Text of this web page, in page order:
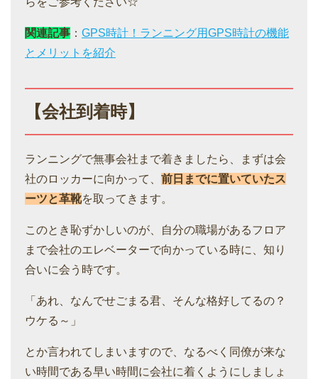
関連記事 ： GPS時計！ランニング用GPS時計の機能
とメリットを紹介
【会社到着時】
ランニングで無事会社まで着きましたら、まずは会
社のロッカーに向かって、 前日までに置いていたス
ーツと革靴を取ってきます。
このとき恥ずかしいのが、自分の職場があるフロア
まで会社のエレベーターで向かっている時に、知り
合いに会う時です。
「あれ、なんでせごまる君、そんな格好してるの？
ウケる～」
とか言われてしまいますので、なるべく同僚が来な
い時間である早い時間に会社に着くようにしましょ